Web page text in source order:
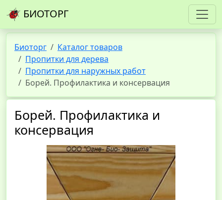
БИОТОРГ
Биоторг
Каталог товаров
Пропитки для дерева
Пропитки для наружных работ
Борей. Профилактика и консервация
Борей. Профилактика и
консервация